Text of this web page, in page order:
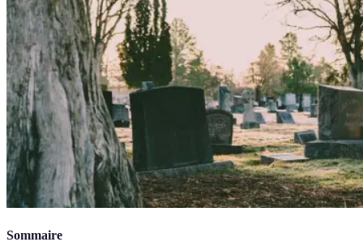
Sommaire